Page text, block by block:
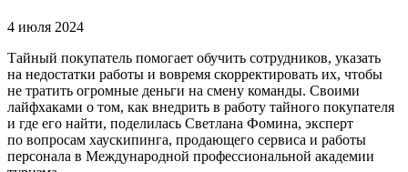
4 июля 2024
Тайный покупатель помогает обучить сотрудников, указать
на недостатки работы и вовремя скорректировать их, чтобы
не тратить огромные деньги на смену команды. Своими
лайфхаками о том, как внедрить в работу тайного покупателя
и где его найти, поделилась Светлана Фомина, эксперт
по вопросам хаускипинга, продающего сервиса и работы
персонала в Международной профессиональной академии